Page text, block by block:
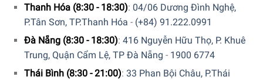
kế ấn tượng, những người đang tìm kiếm các sản phẩm
công nghệ cao, hiệu suất cao và Smeg FAB10H có sức hấp
dẫn rất lớn: những đường nét và đường cong mượt mà
đưa chúng ta vào một chuyến đi hoài cổ bằng cách trở lại
những năm 50 sôi động và phong cách nổi tiếng.
Thanh Hóa (8:30 - 18:30): 04/06 Dương Đình Nghệ,
P.Tân Sơn, TP.Thanh Hóa - (+84) 91.222.0991
Đà Nẵng (8:30 - 18:30): 416 Nguyễn Hữu Thọ, P. Khuê
Trung, Quận Cẩm Lệ, TP Đà Nẵng - 1900 6774
Thái Bình (8:30 - 21:00): 33 Phan Bội Châu, P.Thái